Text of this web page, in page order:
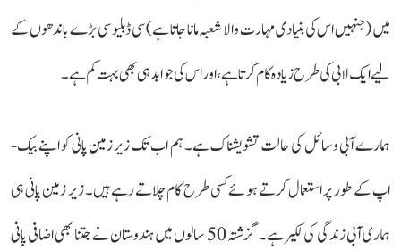
میں (جنہیں اس کی بنیادی مہارت والا شعبہ مانا جاتا ہے) سی ڈبلیو سی بڑے باندھوں کے
لیے ایک لابی کی طرح زیادہ کام کرتا ہے، اور اس کی جوابدہی بھی بہت کم ہے۔
ہمارے آبی وسائل کی حالت تشویشناک ہے۔ ہم اب تک زیر زمین پانی کو اپنے بیک-
اپ کے طور پر استعمال کرتے ہوئے کسی طرح کام چلاتے رہے ہیں۔ زیر زمین پانی ہی
ہماری آبی زندگی کی لکیر ہے۔ گزشتہ 50 سالوں میں ہندوستان نے جتنا بھی اضافی پانی